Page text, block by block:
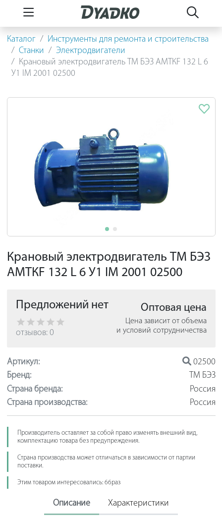
Каталог
Инструменты для ремонта и строительства
Станки
Электродвигатели
Крановый электродвигатель ТМ БЭЗ АМТКF 132 L 6
У1 IM 2001 02500
Крановый электродвигатель ТМ БЭЗ
АМТКF 132 L 6 У1 IM 2001 02500
Предложений нет
отзывов: 0
Оптовая цена
Цена зависит от объема
и условий сотрудничества
Артикул:
02500
Бренд:
ТМ БЭЗ
Страна бренда:
Россия
Страна производства:
Россия
Производитель оставляет за собой право изменять внешний вид,
комплектацию товара без предупреждения.
Страна производства может отличаться в зависимости от партии
поставки.
Этим товаром интересовались: 66раз
Описание Характеристики